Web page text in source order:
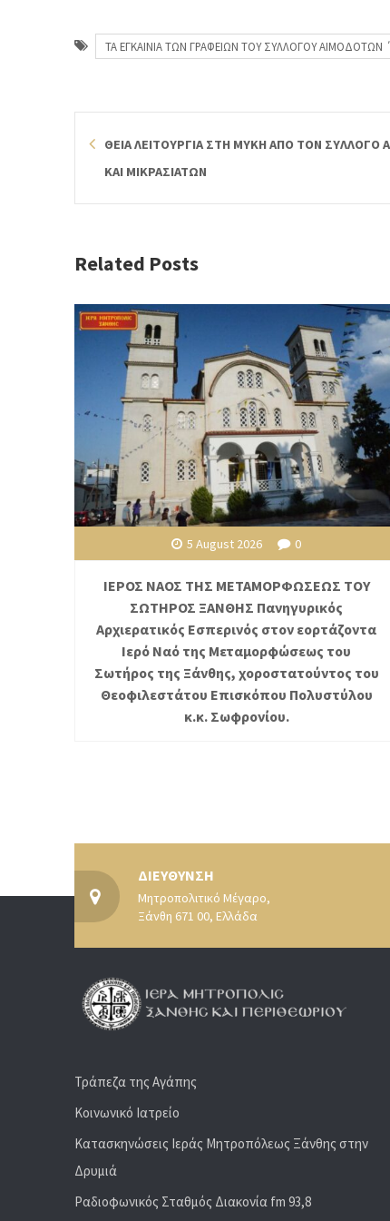
ΤΑ ΕΓΚΑΙΝΙΑ ΤΩΝ ΓΡΑΦΕΙΩΝ ΤΟΥ ΣΥΛΛΟΓΟΥ
ΘΕΙΑ ΛΕΙΤΟΥΡΓΙΑ ΣΤΗ ΜΥΚΗ ΑΠΟ ΤΟΝ
ΚΑΙ ΜΙΚΡΑΣΙΑΤΩΝ
Related Posts
5 August 2026 0
ΙΕΡΟΣ ΝΑΟΣ ΤΗΣ ΜΕΤΑΜΟΡΦΩΣΕΩΣ ΤΟΥ
ΣΩΤΗΡΟΣ ΞΑΝΘΗΣ Πανηγυρικός
Αρχιερατικός Εσπερινός στον εορτάζοντα
Ιερό Ναό της Μεταμορφώσεως του
Σωτήρος της Ξάνθης, χοροστατούντος του
Θεοφιλεστάτου Επισκόπου Πολυστύλου
κ.κ. Σωφρονίου.
ΔΙΕΥΘΥΝΣΗ
Μητροπολιτικό Μέγαρο,
Ξάνθη 671 00, Ελλάδα
Τράπεζα της Αγάπης
Κοινωνικό Ιατρείο
Κατασκηνώσεις Ιεράς Μητροπόλεως Ξάνθης στην
Δρυμιά
Ραδιoφωνικός Σταθμός Διακονία fm 93,8